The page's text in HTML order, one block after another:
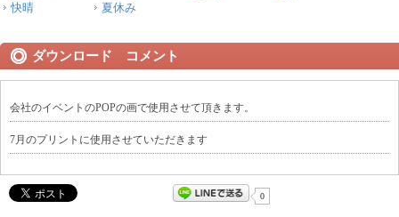
快晴
夏休み
ダウンロード コメント
会社のイベントのPOPの画で使用させて頂きます。
7月のプリントに使用させていただきます
0